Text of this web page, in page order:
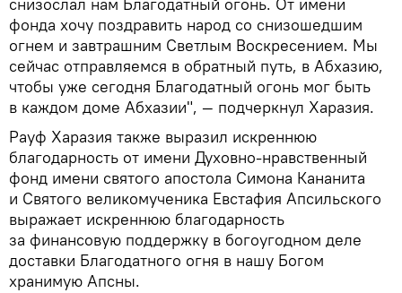
снизослал нам Благодатный огонь. От имени
фонда хочу поздравить народ со снизошедшим
огнем и завтрашним Светлым Воскресением. Мы
сейчас отправляемся в обратный путь, в Абхазию,
чтобы уже сегодня Благодатный огонь мог быть
в каждом доме Абхазии", — подчеркнул Харазия.
Рауф Харазия также выразил искреннюю
благодарность от имени Духовно-нравственный
фонд имени святого апостола Симона Кананита
и Святого великомученика Евстафия Апсильского
выражает искреннюю благодарность
за финансовую поддержку в богоугодном деле
доставки Благодатного огня в нашу Богом
хранимую Апсны.